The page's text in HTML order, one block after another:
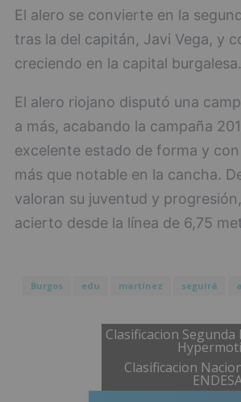
El alero se convierte en la
tras la del capitán, Javi Vega, y
creciendo en la capital burgalesa.
El alero riojano disputó una
a más, acabando la campaña
excelente estado de forma y
más que notable en la cancha.
valoran su juventud y
acierto desde la línea de 6,75
Burgos edu martínez seguirá
Clasificacion
Clasificacion